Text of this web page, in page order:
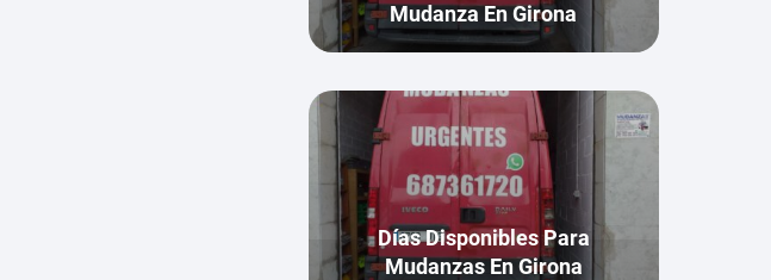
Mudanza En Girona
Días Disponibles Para
Mudanzas En Girona